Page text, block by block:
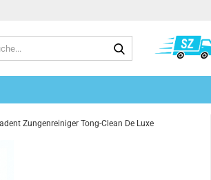
Zungenreiniger Tong-Clean De Luxe